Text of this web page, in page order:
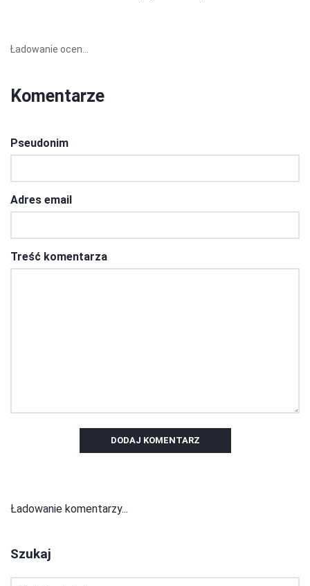
Ładowanie ocen...
Komentarze
Pseudonim
Adres email
Treść komentarza
DODAJ KOMENTARZ
Ładowanie komentarzy...
Szukaj